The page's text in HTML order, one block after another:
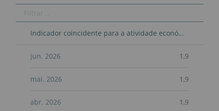
Indicador coincidente para a atividade económica-Mensal-TVH
jun. 2026 1,9
mai. 2026 1,9
abr. 2026 1,9